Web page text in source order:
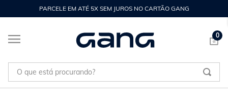
PARCELE EM ATÉ 5X SEM JUROS NO CARTÃO GANG
0
O que está procurando?